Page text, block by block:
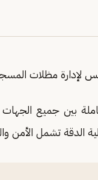
لإدارة مظلات
بين جميع
الدقة تشمل الأمن